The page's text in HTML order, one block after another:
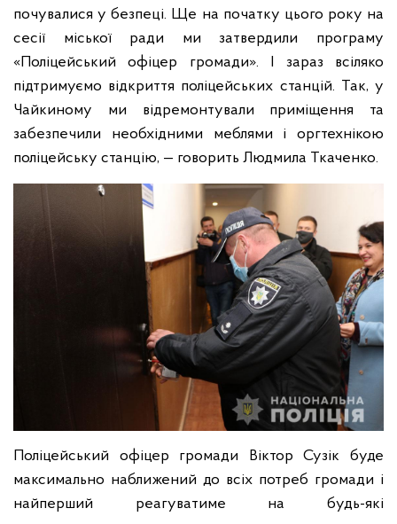
почувалися у безпеці. Ще на початку цього року на
сесії міської ради ми затвердили програму
«Поліцейський офіцер громади». І зараз всіляко
підтримуємо відкриття поліцейських станцій. Так, у
Чайкиному ми відремонтували приміщення та
забезпечили необхідними меблями і оргтехнікою
поліцейську станцію, — говорить Людмила Ткаченко.
Поліцейський офіцер громади Віктор Сузік буде
максимально наближений до всіх потреб громади і
найперший реагуватиме на будь-які